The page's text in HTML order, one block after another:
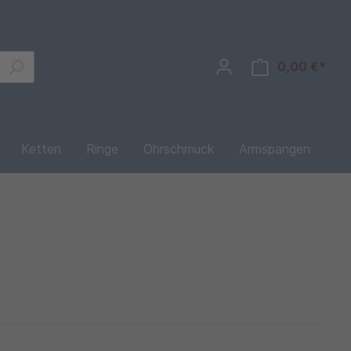
0,00 €*
Ketten Ringe Ohrschmuck Armspangen